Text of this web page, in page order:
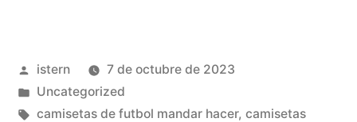
guapas»
Publicado
por
istern
7 de octubre de 2023
Publicado
en
Uncategorized
Etiquetas:
camisetas de futbol mandar hacer, camisetas